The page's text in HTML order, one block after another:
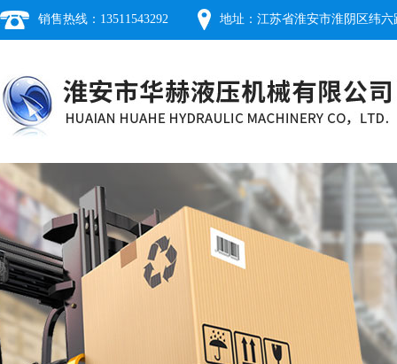
销售热线：13511543292 地址：江苏省淮安市淮阴区纬六